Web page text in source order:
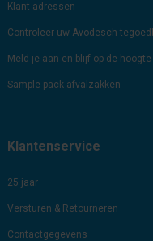
Klant adressen
Controleer uw Avodesch
Meld je aan en blijf op de
Sample-pack-afvalzakken
Klantenservice
25 jaar
Versturen & Retourneren
Contactgegevens